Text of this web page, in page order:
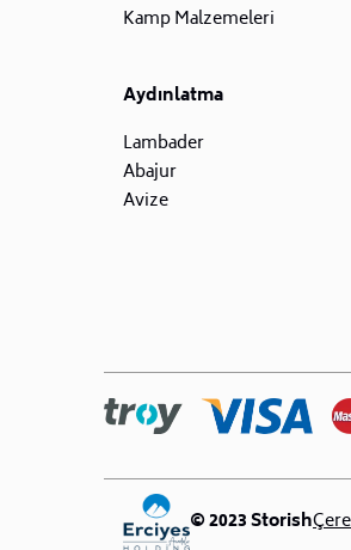
Kamp Malzemeleri
Aydınlatma
Lambader
Abajur
Avize
© 2023 Storish